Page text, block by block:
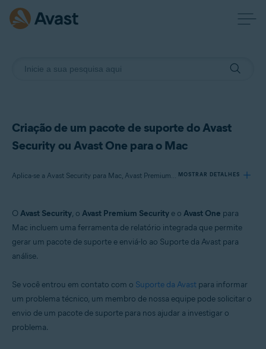
Criação de um pacote de suporte do Avast
Security ou Avast One para o Mac
Aplica-se a Avast Security para Mac, Avast Premium Security para Mac, Avast One para Mac MOSTRAR DETALHES
Avast Premium Security 15.x para Mac
Avast One 22.x para Mac
Sistemas operacionais:
Apple macOS 12.x (Monterey)
Apple macOS 11.x (Big Sur)
Apple macOS 10.14.x (Mojave)
O Avast Security, o Avast Premium Security e o Avast One para
Mac incluem uma ferramenta de relatório integrada que permite
gerar um pacote de suporte e enviá-lo ao Suporte da Avast para
análise.
Se você entrou em contato com o Suporte da Avast para informar
um problema técnico, um membro de nossa equipe pode solicitar o
envio de um pacote de suporte para nos ajudar a investigar o
problema.